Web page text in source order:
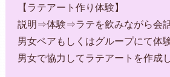
【ラテアート作り体験】
説明⇒体験⇒ラテを飲みながら会
男女ペアもしくはグループにて体
男女で協力してラテアートを作成